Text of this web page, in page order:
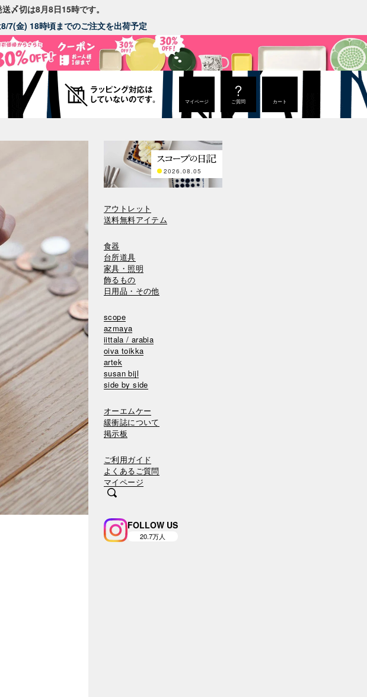
〆切は8月8日15時です。
7(金) 18時頃までのご注文を出荷予定
マイページ ご質問 カート
2026.08.05
アウトレット
送料無料アイテム
食器
台所道具
家具・照明
飾るもの
日用品・その他
scope
azmaya
iittala / arabia
oiva toikka
artek
susan bijl
side by side
オーエムケー
緩衝誌について
掲示板
ご利用ガイド
よくあるご質問
マイページ
FOLLOW US